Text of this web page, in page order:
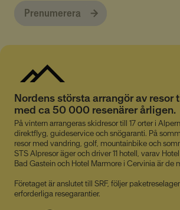
Prenumerera
Nordens största arrangör av resor
med ca 50 000 resenärer årligen.
På vintern arrangeras skidresor till 17 orter i
direktflyg, guideservice och snögaranti. På
resor med vandring, golf, mountainbike och
STS Alpresor äger och driver 11 hotell, varav
Bad Gastein och Hotel Marmore i Cervinia är de
Företaget är anslutet till SRF, följer
erforderliga resegarantier.
Absolut nödvändiga cookies
Prestandacookies
Riktade
Funktionella cookies
Dessa cookies är nödvändiga för att
ska fungera och kan inte stängas av i våra